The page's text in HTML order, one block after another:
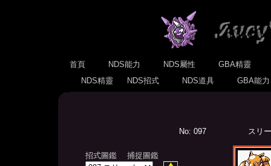
首頁 NDS能力 NDS屬性
GBA精靈
NDS精靈
NDS招式 NDS道具 GBA能
No: 097 スリ
招式圖鑑 捕捉圖鑑